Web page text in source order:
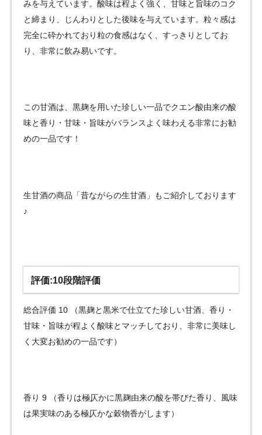
みを与えています。酸味は程よく強く、甘味と旨味のコク
と締まり、じんわりとした後味を与えています。粒々感は
完全に砕かれており粒の食感はなく、すっきりとしてお
り、非常に飲み易いです。
この甘酒は、黒麹を用いた珍しい一品でクエン酸由来の酸
味と香り・甘味・旨味がバランスよく味わえる非常にお勧
めの一品です！
生甘酒の商品「昔ながらの生甘酒」もご紹介しております
♪
評価:10段階評価
総合評価 10 （黒麹と黒米で仕立てた珍しい甘酒、香り・
甘味・旨味が程よく酸味とマッチしており、非常に美味し
く大変お勧めの一品です）
香り 9 （香りは極仄かに黒麹由来の酸を帯びた香り、風味
は果実味のある極仄かな穀物香がします）